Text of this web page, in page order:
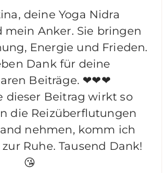
deine Yoga Nidra
mein Anker. Sie bringen
Energie und Frieden.
Dank für deine
Beiträge. ❤❤❤
dieser Beitrag wirkt so
die Reizüberflutungen
nehmen, komm ich
Ruhe. Tausend Dank!
😘